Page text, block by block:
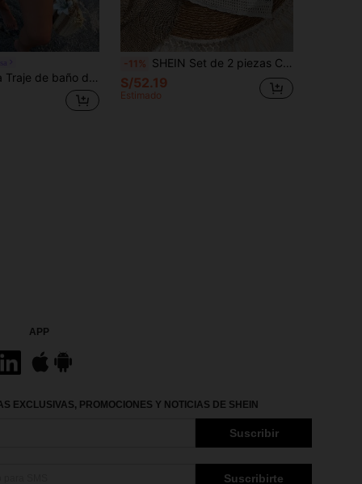
y cuentas, adecuado para vacaciones en la playa, fiestas en la piscina y fiestas en la playa
-11% SHEIN Set de 2 piezas Cubrecuerpo y falda de mujer tejidos y calados (Marrón, Albaricoque)
S/52.19
Estimado
APP
EXCLUSIVAS, PROMOCIONES Y NOTICIAS DE SHEIN
Suscribir
Suscribirte